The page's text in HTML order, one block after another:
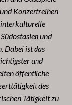
Konzertreihen
interkulturelle
und
Dabei ist das
und
öffentliche
des
Tätigkeit zu